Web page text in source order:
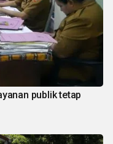
publik tetap